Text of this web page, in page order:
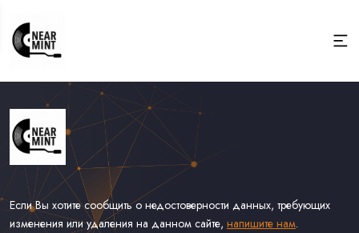
Если Вы хотите сообщить о недостоверности данных, требующих
изменения или удаления на данном сайте, напишите нам.